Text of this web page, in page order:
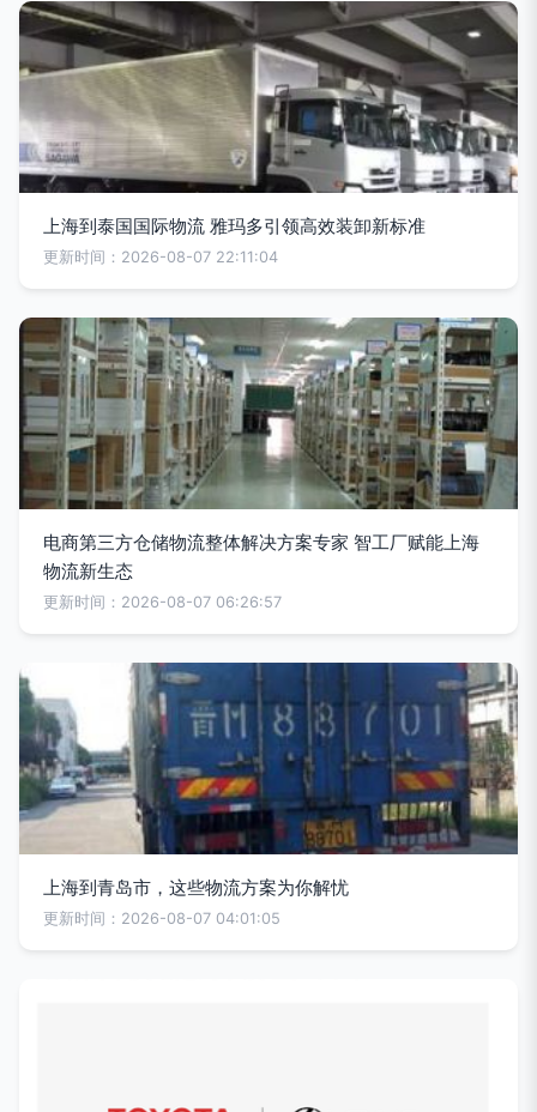
上海到泰国国际物流 雅玛多引领高效装卸新标准
更新时间：2026-08-07 22:11:04
电商第三方仓储物流整体解决方案专家 智工厂赋能上海
物流新生态
更新时间：2026-08-07 06:26:57
上海到青岛市，这些物流方案为你解忧
更新时间：2026-08-07 04:01:05